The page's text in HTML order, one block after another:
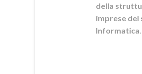
della
imprese del
Informatica